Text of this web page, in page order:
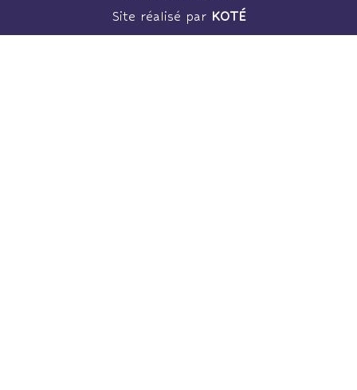
Site réalisé par KOTÉ